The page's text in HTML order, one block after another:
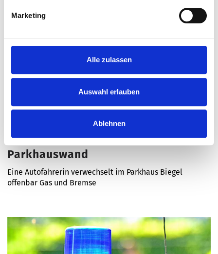
Marketing
Alle zulassen
Auswahl erlauben
Ablehnen
Mit dem Auto durch die
Parkhauswand
Eine Autofahrerin verwechselt im Parkhaus Biegel
offenbar Gas und Bremse